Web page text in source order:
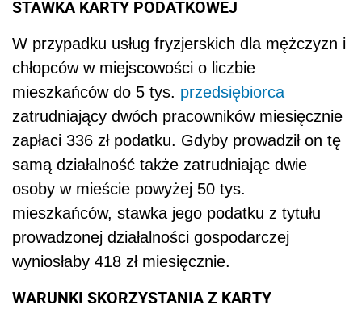
STAWKA KARTY PODATKOWEJ
W przypadku usług fryzjerskich dla mężczyzn i
chłopców w miejscowości o liczbie
mieszkańców do 5 tys. przedsiębiorca
zatrudniający dwóch pracowników miesięcznie
zapłaci 336 zł podatku. Gdyby prowadził on tę
samą działalność także zatrudniając dwie
osoby w mieście powyżej 50 tys.
mieszkańców, stawka jego podatku z tytułu
prowadzonej działalności gospodarczej
wyniosłaby 418 zł miesięcznie.
WARUNKI SKORZYSTANIA Z KARTY